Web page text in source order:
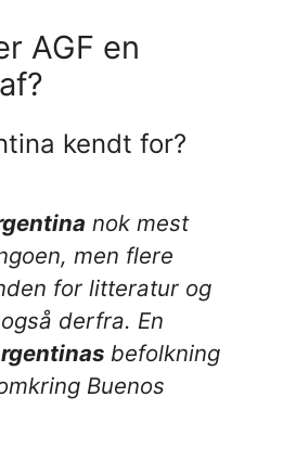
AGF en
kendt for?
nok mest
men flere
for litteratur og
derfra. En
befolkning
Buenos